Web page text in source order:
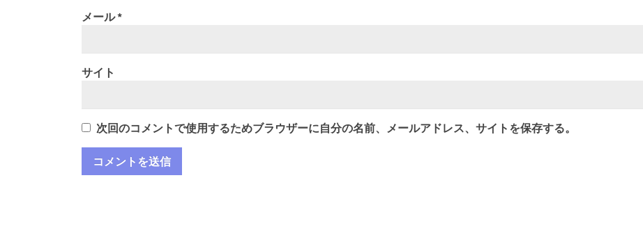
メール*
サイト
次回のコメントで使用するためブラウザーに自分の名前、メールアドレス、サイトを保存する。